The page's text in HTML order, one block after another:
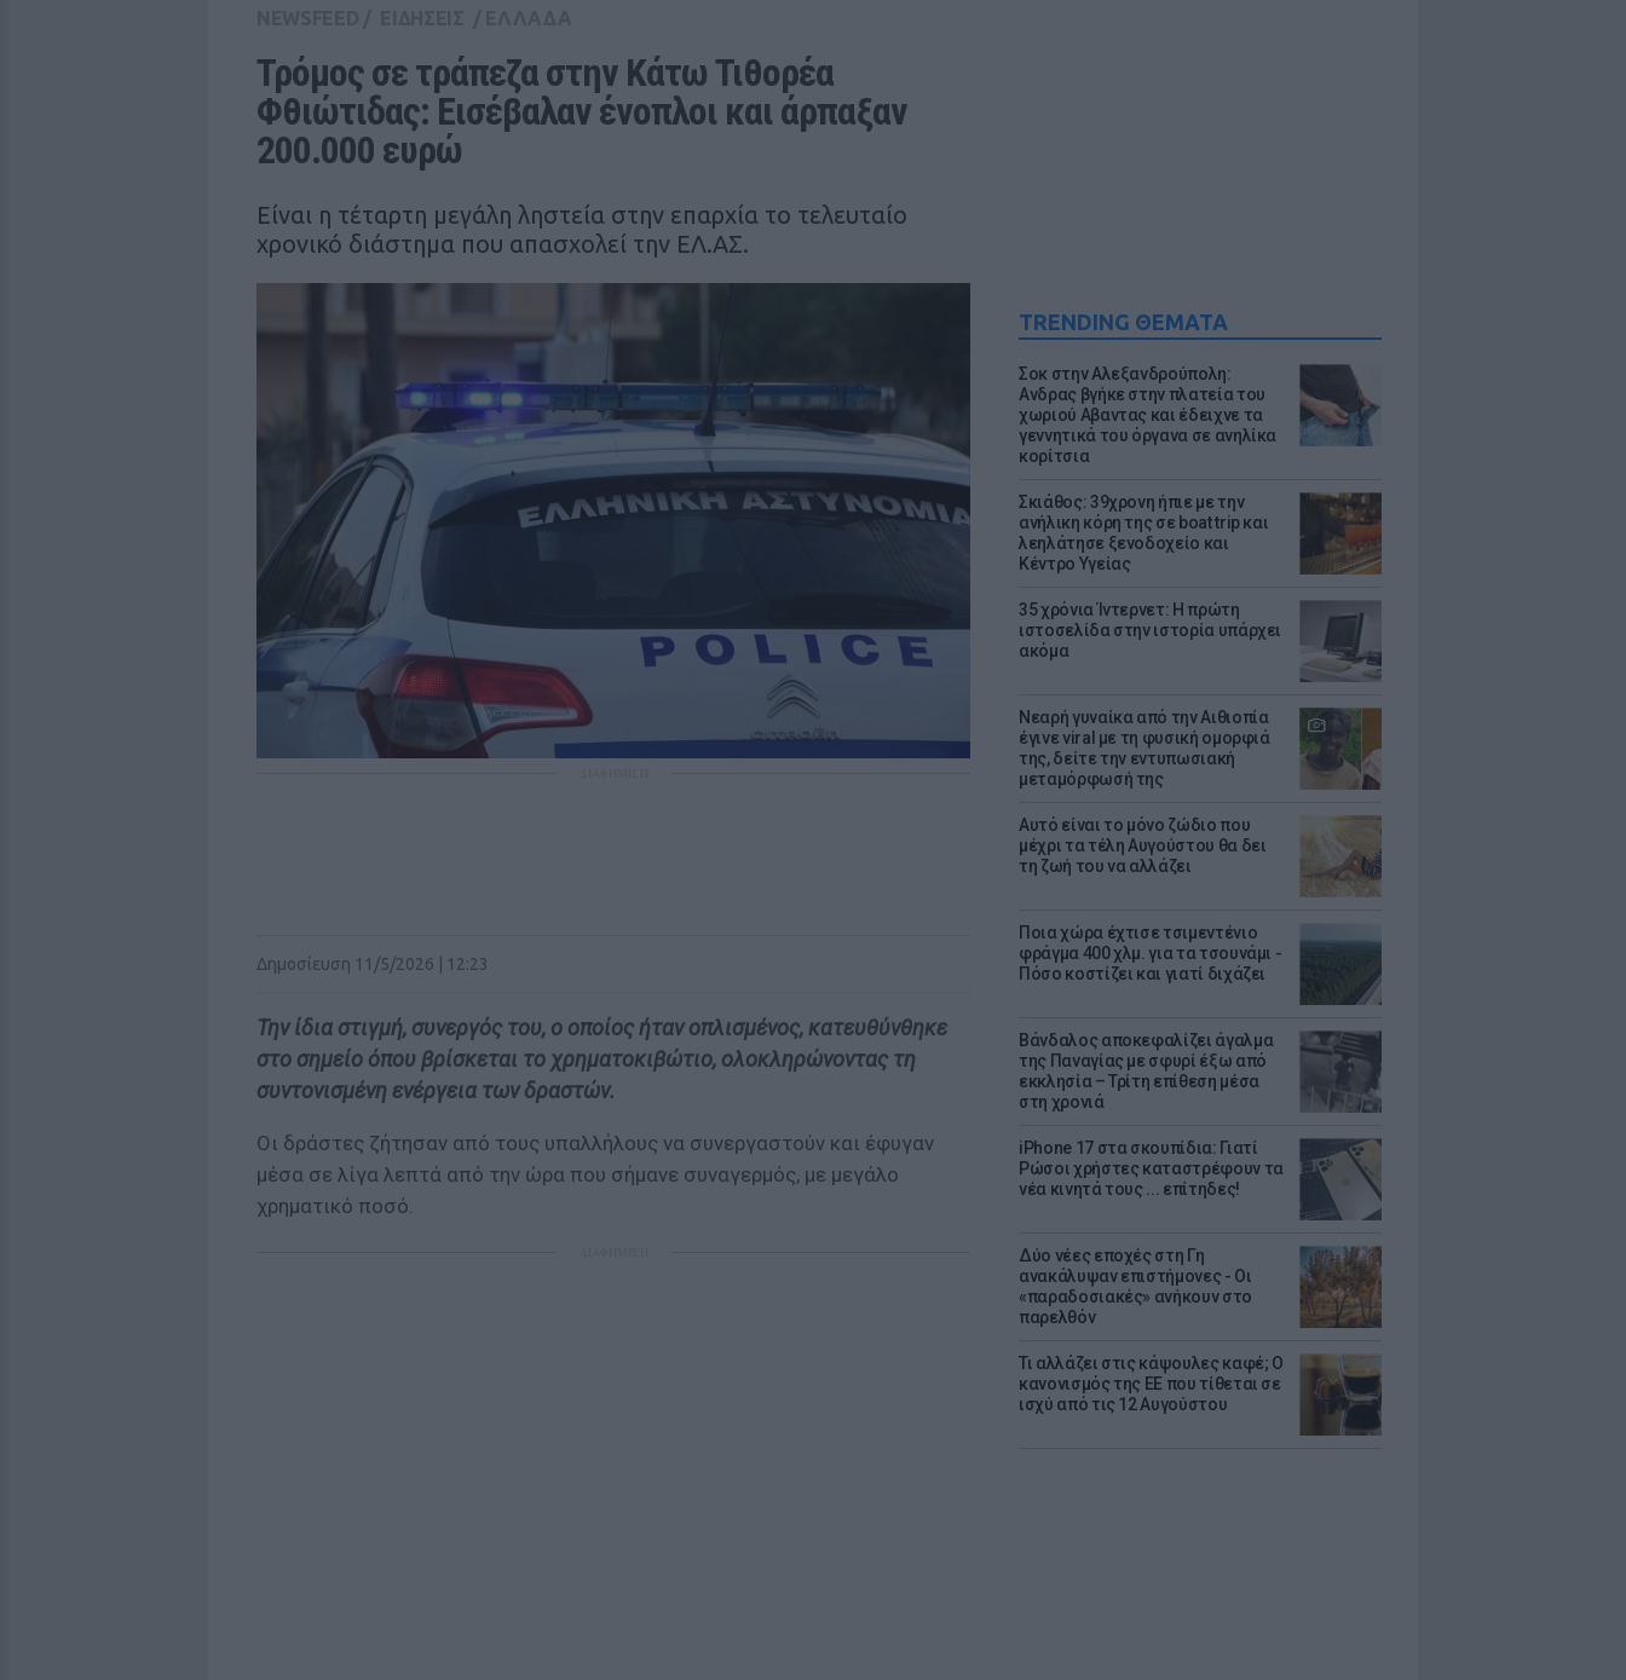
TRENDING ΘΕΜΑΤΑ
Σοκ στην Αλεξανδρούπολη:
Ανδρας βγήκε στην πλατεία του
χωριού Αβαντας και έδειχνε τα
γεννητικά του όργανα σε ανηλίκα
κορίτσια
Σκιάθος: 39χρονη ήπιε με την
ανήλικη κόρη της σε boat trip και
λεηλάτησε ξενοδοχείο και
Κέντρο Υγείας
35 χρόνια Ίντερνετ: Η πρώτη
ιστοσελίδα στην ιστορία υπάρχει
ακόμα
Νεαρή γυναίκα από την Αιθιοπία
έγινε viral με τη φυσική ομορφιά
της, δείτε την εντυπωσιακή
μεταμόρφωσή της
Αυτό είναι το μόνο ζώδιο που
μέχρι τα τέλη Αυγούστου θα δει
τη ζωή του να αλλάζει
Ποια χώρα έχτισε τσιμεντένιο
φράγμα 400 χλμ. για τα τσουνάμι -
Πόσο κοστίζει και γιατί διχάζει
Βάνδαλος αποκεφαλίζει άγαλμα
της Παναγίας με σφυρί έξω από
εκκλησία – Τρίτη επίθεση μέσα
στη χρονιά
iPhone 17 στα σκουπίδια: Γιατί
Ρώσοι χρήστες καταστρέφουν τα
νέα κινητά τους ... επίτηδες!
Δύο νέες εποχές στη Γη
ανακάλυψαν επιστήμονες - Oι
«παραδοσιακές» ανήκουν στο
παρελθόν
Τι αλλάζει στις κάψουλες καφέ; Ο
κανονισμός της ΕΕ που τίθεται σε
ισχύ από τις 12 Αυγούστου
Τρόμος σε τράπεζα στην Κάτω Τιθορέα
Φθιώτιδας: Εισέβαλαν ένοπλοι και άρπαξαν
200.000 ευρώ
Είναι η τέταρτη μεγάλη ληστεία στην επαρχία το τελευταίο
χρονικό διάστημα που απασχολεί την ΕΛ.ΑΣ.
Δημοσίευση 11/5/2026 | 12:23
Την ίδια στιγμή, συνεργός του, ο οποίος ήταν οπλισμένος, κατευθύνθηκε
στο σημείο όπου βρίσκεται το χρηματοκιβώτιο, ολοκληρώνοντας τη
συντονισμένη ενέργεια των δραστών.
Οι δράστες ζήτησαν από τους υπαλλήλους να συνεργαστούν και έφυγαν
μέσα σε λίγα λεπτά από την ώρα που σήμανε συναγερμός, με μεγάλο
χρηματικό ποσό.